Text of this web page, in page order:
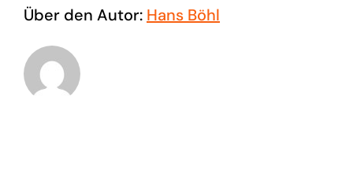
Über den Autor: Hans Böhl